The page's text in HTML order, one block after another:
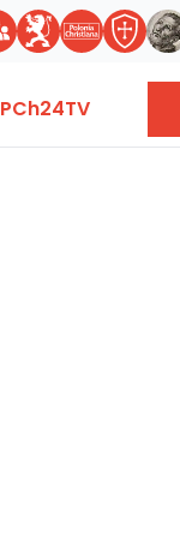
PCh24TV